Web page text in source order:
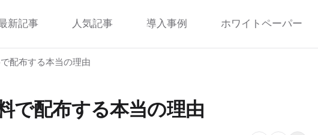
新記事 人気記事 導入事例 ホワイトペーパー
配布する本当の理由
で配布する本当の理由